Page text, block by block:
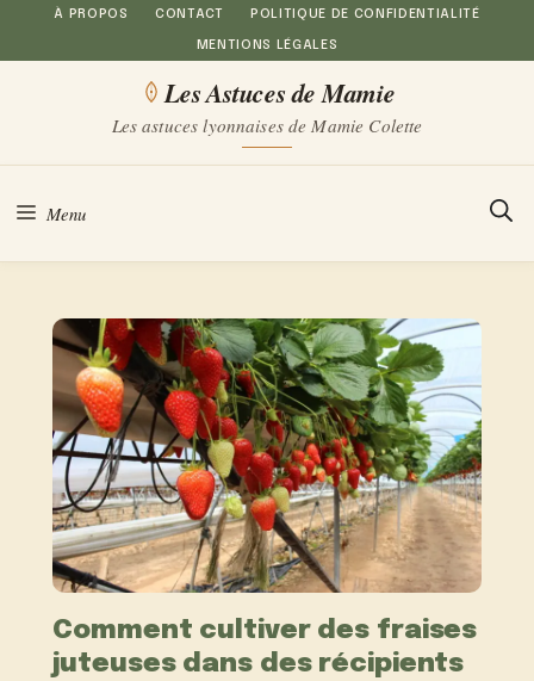
Aller
au
À PROPOS CONTACT POLITIQUE DE CONFIDENTIALITÉ
MENTIONS LÉGALES
Les Astuces de Mamie
Les astuces lyonnaises de Mamie Colette
Menu
Comment cultiver des fraises
juteuses dans des récipients